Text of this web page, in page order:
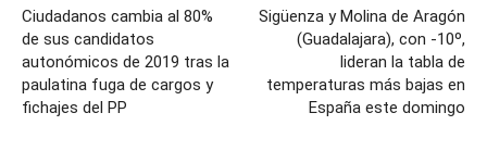
Ciudadanos cambia al 80%
de sus candidatos
autonómicos de 2019 tras la
paulatina fuga de cargos y
fichajes del PP
Sigüenza y Molina de Aragón
(Guadalajara), con -10º,
lideran la tabla de
temperaturas más bajas en
España este domingo